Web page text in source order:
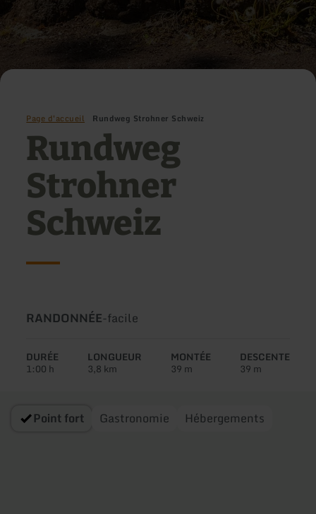
Page d'accueil Rundweg Strohner Schweiz
Rundweg
Strohner
Schweiz
Type
circuit:
RANDONNÉE-Difficulté:
facile
DURÉE
1:00 h
LONGUEUR
3,8 km
MONTÉE
39 m
DESCENTE
39 m
Point fort Gastronomie Hébergements